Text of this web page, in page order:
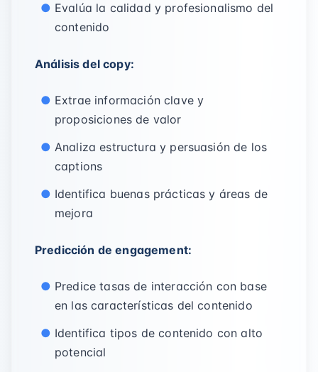
Evalúa la calidad y profesionalismo del
contenido
Análisis del copy:
Extrae información clave y
proposiciones de valor
Analiza estructura y persuasión de los
captions
Identifica buenas prácticas y áreas de
mejora
Predicción de engagement:
Predice tasas de interacción con base
en las características del contenido
Identifica tipos de contenido con alto
potencial